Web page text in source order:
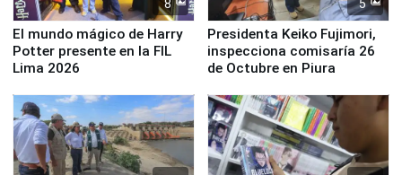
8
El mundo mágico de Harry
Potter presente en la FIL
Lima 2026
5
Presidenta Keiko Fujimori,
inspecciona comisaría 26
de Octubre en Piura